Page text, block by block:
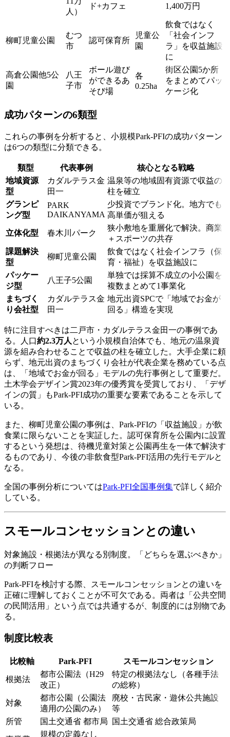
人）
ド+カフェ
1,400万円
柳町児童公園
むつ
市
認可保育所
児童公
園
飲食ではなく
「社会インフ
ラ」を収益施設
に
高倉公園他5公
園
八王
子市
ボール遊び
ができるあ
そび場
各
0.25ha
街区公園5か所
をまとめてパッ
ケージ化
成功パターンの6類型
これらの事例を分析すると、小規模Park-PFIの成功パターン
は6つの類型に分類できる。
類型 代表事例
核心となる戦略
地域資源
型
カダルテラス金
田一
温泉等の地域固有資源で収益の
柱を確立
グランピ
ング型
PARK
DAIKANYAMA
少投資でブランド化。地方でも
高単価が狙える
立体化型 春木川パーク
狭小敷地を重層化で解決。商業
＋スポーツの共存
課題解決
型
柳町児童公園
飲食ではなく社会インフラ（保
育・福祉）を収益施設に
パッケー
ジ型
八王子5公園
単独では採算不成立の小公園を
複数まとめて1事業化
まちづく
り会社型
カダルテラス金
田一
地元出資SPCで「地域でお金が
回る」構造を実現
特に注目すべきは二戸市・カダルテラス金田一の事例であ
る。人口約2.3万人 という小規模自治体でも、地元の温泉資
源を組み合わせることで収益の柱を確立した。大手企業に頼
らず、地元出資のまちづくり会社が代表企業を務めている点
は、「地域でお金が回る」モデルの先行事例として重要だ。
土木学会デザイン賞2023年の優秀賞を受賞しており、「デザ
インの質」もPark-PFI成功の重要な要素であることを示して
いる。
また、柳町児童公園の事例は、Park-PFIの「収益施設」が飲
食業に限らないことを実証した。認可保育所を公園内に設置
するという発想は、待機児童対策と公園再生を一体で解決す
るものであり、今後の非飲食型Park-PFI活用の先行モデルと
なる。
全国の事例分析についてはPark-PFI全国事例集で詳しく紹介
している。
スモールコンセッションとの違い
対象施設・根拠法が異なる別制度。「どちらを選ぶべきか」
の判断フロー
Park-PFIを検討する際、スモールコンセッションとの違いを
正確に理解しておくことが不可欠である。両者は「公共空間
の民間活用」という点では共通するが、制度的には別物であ
る。
制度比較表
比較軸 Park-PFI スモールコンセッション
根拠法
都市公園法（H29
改正）
特定の根拠法なし（各種手法
の総称）
対象
都市公園（公園法
適用の公園のみ）
廃校・古民家・遊休公共施設
等
所管
国土交通省 都市局 国土交通省 総合政策局
規模の定義なし